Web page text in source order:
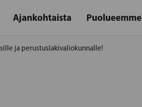
Ajankohtaista Puolueemme
ja perustuslakivaliokunnalle!